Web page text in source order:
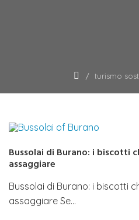
turismo
Bussolai di Burano: i biscotti
assaggiare
Bussolai di Burano: i biscotti
assaggiare Se…